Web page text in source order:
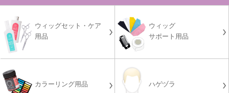
ウィッグセット・ケア
用品
ウィッグ
サポート用品
カラーリング用品 ハゲヅラ